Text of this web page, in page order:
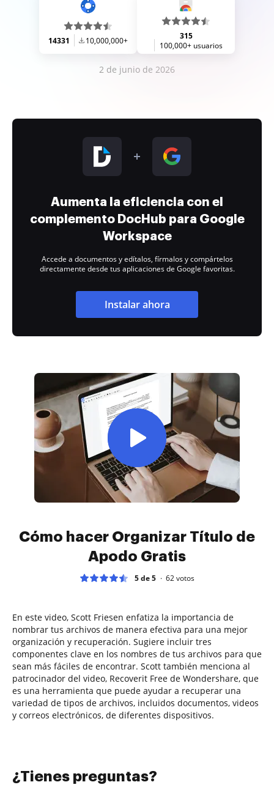
14331 10,000,000+
315
100,000+ usuarios
2 de junio de 2026
Aumenta la eficiencia con el
complemento DocHub para Google
Workspace
Accede a documentos y edítalos, fírmalos y compártelos
directamente desde tus aplicaciones de Google favoritas.
Instalar ahora
Cómo hacer Organizar Título de
Apodo Gratis
5 de 5 62votos
En este video, Scott Friesen enfatiza la importancia de
nombrar tus archivos de manera efectiva para una mejor
organización y recuperación. Sugiere incluir tres
componentes clave en los nombres de tus archivos para que
sean más fáciles de encontrar. Scott también menciona al
patrocinador del video, Recoverit Free de Wondershare, que
es una herramienta que puede ayudar a recuperar una
variedad de tipos de archivos, incluidos documentos, videos
y correos electrónicos, de diferentes dispositivos.
¿Tienes preguntas?